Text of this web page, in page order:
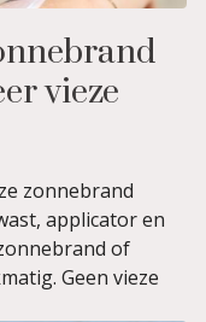
vieze
zonnebrand
applicator en
of
Geen vieze